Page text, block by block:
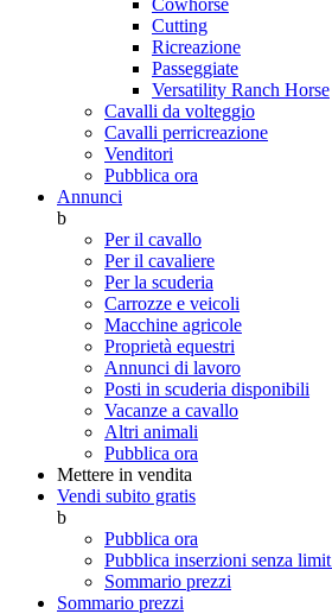
Cowhorse
Cutting
Ricreazione
Passeggiate
Versatility Ranch Horse
Cavalli da volteggio
Cavalli perricreazione
Venditori
Pubblica ora
Annunci
b
Per il cavallo
Per il cavaliere
Per la scuderia
Carrozze e veicoli
Macchine agricole
Proprietà equestri
Annunci di lavoro
Posti in scuderia disponibili
Vacanze a cavallo
Altri animali
Pubblica ora
Mettere in vendita
Vendi subito gratis
b
Pubblica ora
Pubblica inserzioni senza limit
Sommario prezzi
Sommario prezzi